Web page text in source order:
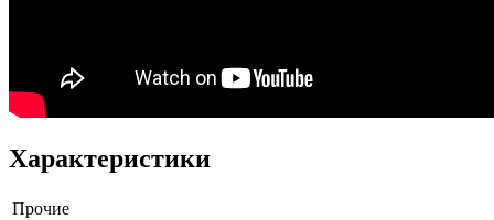
Характеристики
Прочие